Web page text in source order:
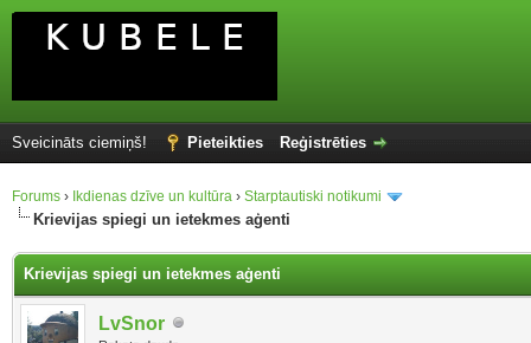
Sveicināts ciemiņš! Pieteikties Reģistrēties
Forums › Ikdienas dzīve un kultūra › Starptautiski notikumi
Krievijas spiegi un ietekmes aģenti
Krievijas spiegi un ietekmes aģenti
LvSnor